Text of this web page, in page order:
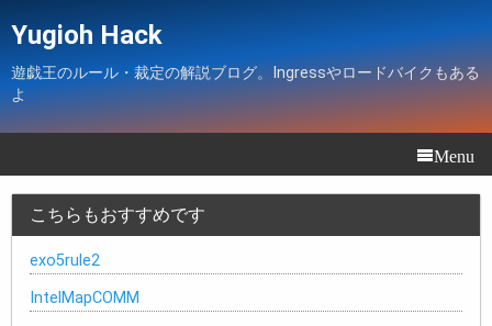
Yugioh Hack
遊戯王のルール・裁定の解説ブログ。Ingressやロードバイクもある
よ
Menu
こちらもおすすめです
exo5rule2
IntelMapCOMM